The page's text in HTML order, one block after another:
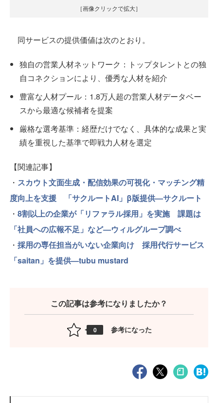
［画像クリックで拡大］
同サービスの提供価値は次のとおり。
独自の営業人材ネットワーク：トップタレントとの独
自コネクションにより、優秀な人材を紹介
豊富な人材プール：1.8万人超の営業人材データベー
スから最適な候補者を提案
厳格な選考基準：経歴だけでなく、具体的な成果と実
績を重視した基準で即戦力人材を選定
【関連記事】
・ スカウト文面生成・配信効果の可視化・マッチング精
度向上を支援 「サクルートAI」β版提供—サクルート
・ 8割以上の企業が「リファラル採用」を実施 課題は
「社員への広報不足」など—ウィルグループ調べ
・ 採用の専任担当がいない企業向け 採用代行サービス
「saitan」を提供—tubu mustard
この記事は参考になりましたか？
0 参考になった